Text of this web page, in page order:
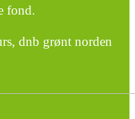
fond.
dnb grønt norden